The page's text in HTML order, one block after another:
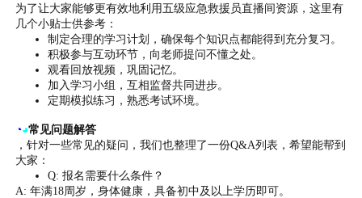
为了让大家能够更有效地利用五级应急救援员直播间资源，这里有
几个小贴士供参考：
制定合理的学习计划，确保每个知识点都能得到充分复习。
积极参与互动环节，向老师提问不懂之处。
观看回放视频，巩固记忆。
加入学习小组，互相监督共同进步。
定期模拟练习，熟悉考试环境。
◔◕常见问题解答
，针对一些常见的疑问，我们也整理了一份Q&A列表，希望能帮到
大家：
Q: 报名需要什么条件？
A: 年满18周岁，身体健康，具备初中及以上学历即可。